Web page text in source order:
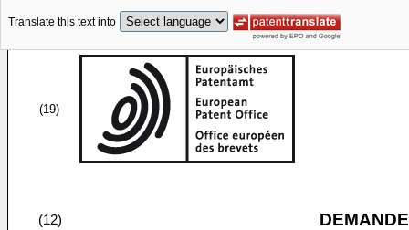
Translate this text into
(19)
(12)